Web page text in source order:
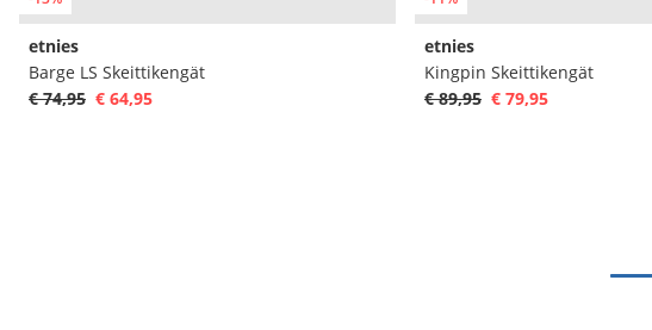
etnies
Barge LS Skeittikengät
€ 74,95 € 64,95
etnies
Kingpin Skeittikengät
€ 89,95 € 79,95